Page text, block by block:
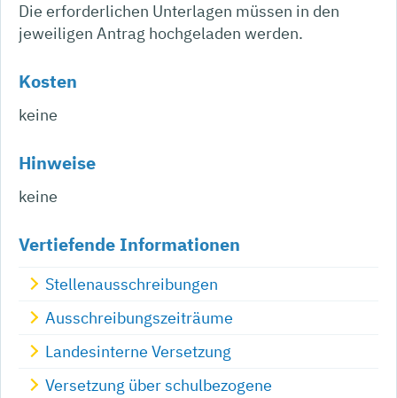
Die erforderlichen Unterlagen müssen in den
jeweiligen Antrag hochgeladen werden.
Kosten
keine
Hinweise
keine
Vertiefende Informationen
Stellenausschreibungen
Ausschreibungszeiträume
Landesinterne Versetzung
Versetzung über schulbezogene